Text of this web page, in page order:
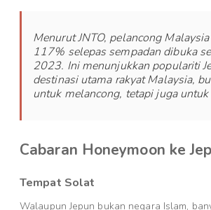
Menurut JNTO, pelancong
117% selepas sempadan dibuka
2023. Ini menunjukkan populariti
destinasi utama rakyat Malaysia,
untuk melancong, tetapi juga
Cabaran Honeymoon ke
Tempat Solat
Walaupun Jepun bukan negara Islam,